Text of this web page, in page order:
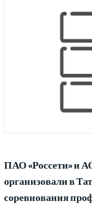
ПАО «Россети» и
организовали в
соревнования